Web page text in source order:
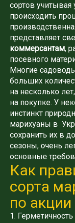
сортов
происходить
представляет
коммерсантам,
посевного
Многие
больших
на несколько
на покупке. У
инстинкт
марихуаны в
сохранить их в
сезоны, очень
основные
Как
сорта
по акции
1.